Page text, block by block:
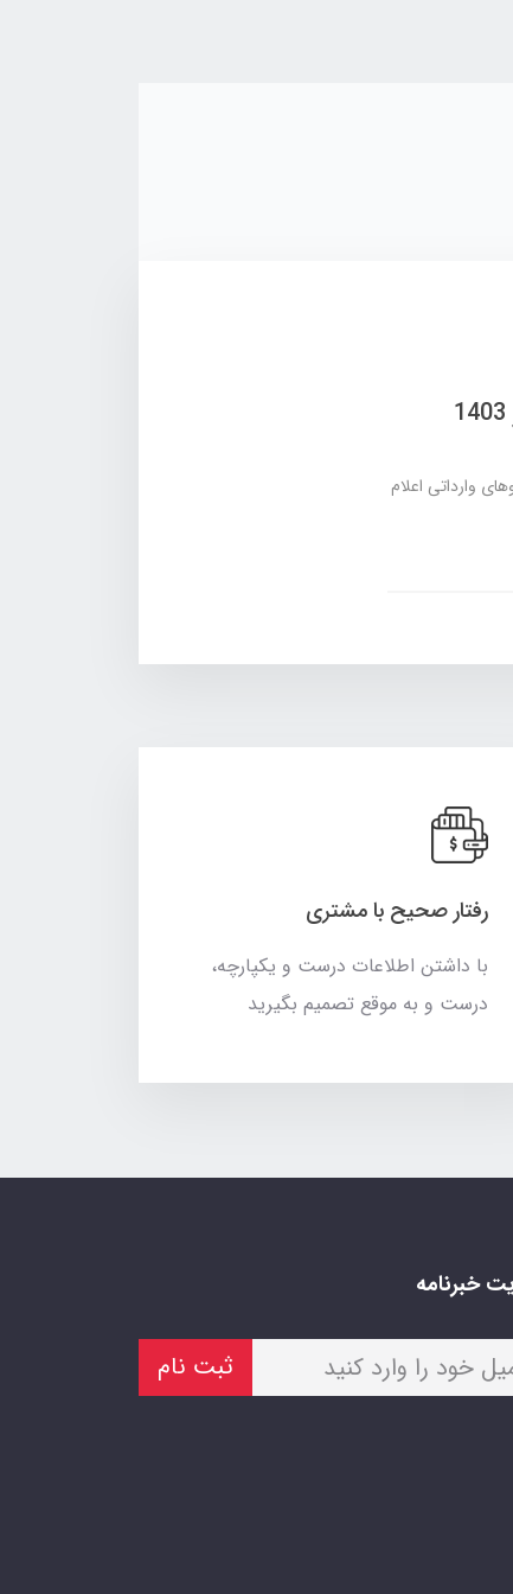
وارداتی اعلام
رفتار صحیح با مشتری
با داشتن اطلاعات درست و یکپارچه،
درست و به موقع تصمیم بگیرید
خبرنامه
ثبت نام